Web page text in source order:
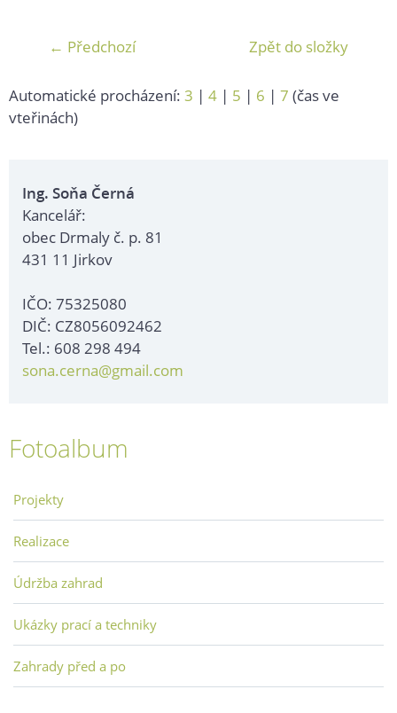
← Předchozí Zpět do složky
Automatické procházení: 3 | 4 | 5 | 6 | 7 (čas ve
vteřinách)
Ing. Soňa Černá
Kancelář:
obec Drmaly č. p. 81
431 11 Jirkov
IČO: 75325080
DIČ: CZ8056092462
Tel.: 608 298 494
sona.cerna@gmail.com
Fotoalbum
Projekty
Realizace
Údržba zahrad
Ukázky prací a techniky
Zahrady před a po